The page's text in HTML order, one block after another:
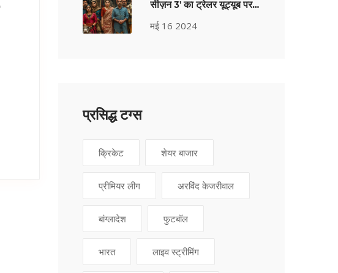
सीज़न 3' का ट्रेलर यूट्यूब पर
हुआ वायरल, 24 घंटे में 4.5
मई 16 2024
प्रसिद्ध टग्स
क्रिकेट शेयर बाजार
प्रीमियर लीग अरविंद केजरीवाल
बांग्लादेश फुटबॉल
भारत लाइव स्ट्रीमिंग